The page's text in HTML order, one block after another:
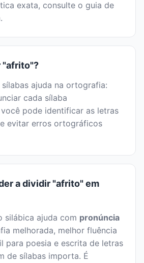
exata, consulte o guia de
"afrito"?
ajuda na ortografia:
cada sílaba
pode identificar as letras
evitar erros ortográficos
a dividir "afrito" em
silábica ajuda com pronúncia
melhorada, melhor fluência
para poesia e escrita de letras
de sílabas importa. É